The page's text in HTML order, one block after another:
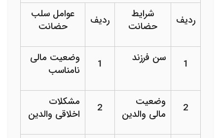
ردیف
شرایط
حضانت
ردیف
عوامل سلب
حضانت
1 سن فرزند 1
وضعیت مالی
نامناسب
2
وضعیت
مالی والدین
2
مشکلات
اخلاقی والدین